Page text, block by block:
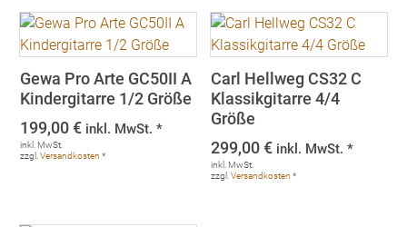
Gewa Pro Arte GC50II A
Kindergitarre 1/2 Größe
199,00€ inkl. MwSt. *
inkl. MwSt.
zzgl.Versandkosten *
Carl Hellweg CS32 C
Klassikgitarre 4/4
Größe
299,00€ inkl. MwSt. *
inkl. MwSt.
zzgl.Versandkosten *